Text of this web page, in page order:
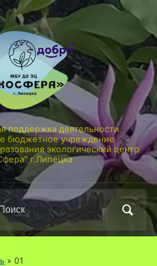
поддержка деятельности
бюджетное учреждение
экологический центр
г.Липецка
» 01